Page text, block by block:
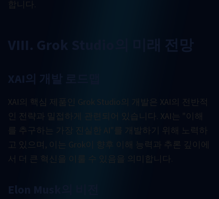
합니다.
VIII. Grok Studio의 미래 전망
XAI의 개발 로드맵
XAI의 핵심 제품인 Grok Studio의 개발은 XAI의 전반적
인 전략과 밀접하게 관련되어 있습니다. XAI는 "이해
를 추구하는 가장 진실한 AI"를 개발하기 위해 노력하
고 있으며, 이는 Grok이 향후 이해 능력과 추론 깊이에
서 더 큰 혁신을 이룰 수 있음을 의미합니다.
Elon Musk의 비전